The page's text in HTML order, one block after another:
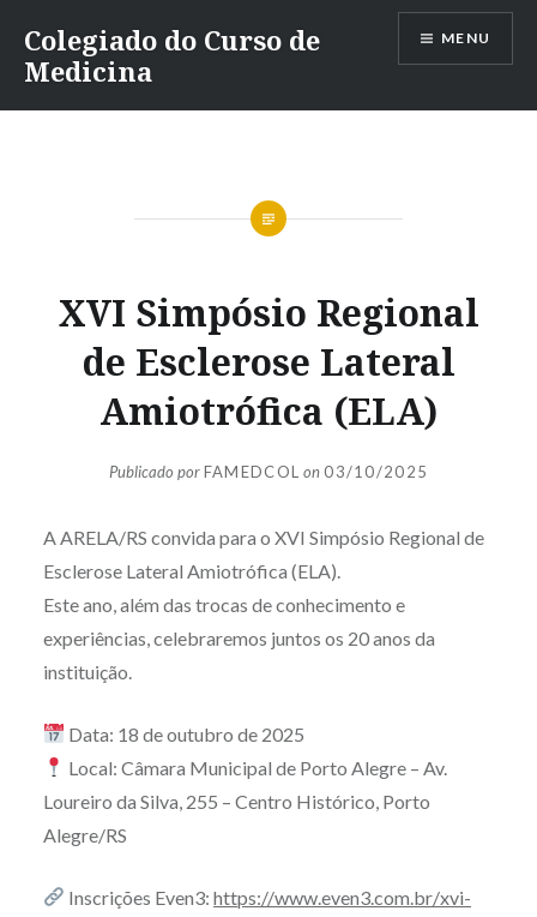
para
conteúdo
Colegiado do Curso de
Medicina
MENU
XVI Simpósio Regional
de Esclerose Lateral
Amiotrófica (ELA)
Publicado porFAMEDCOL on03/10/2025
A ARELA/RS convida para o XVI Simpósio Regional de
Esclerose Lateral Amiotrófica (ELA).
Este ano, além das trocas de conhecimento e
experiências, celebraremos juntos os 20 anos da
instituição.
Data: 18 de outubro de 2025
Local: Câmara Municipal de Porto Alegre – Av.
Loureiro da Silva, 255 – Centro Histórico, Porto
Alegre/RS
Inscrições Even3:https://www.even3.com.br/xvi-